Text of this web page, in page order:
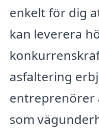
enkelt för dig
kan leverera
asfaltering
entreprenörer
som